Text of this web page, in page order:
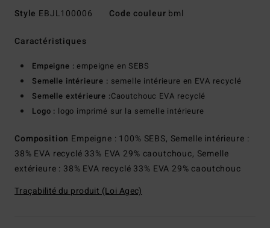
Style EBJL100006 Code couleur bml
Caractéristiques
Empeigne : empeigne en SEBS
Semelle intérieure : semelle intérieure en EVA recyclé
Semelle extérieure :Caoutchouc EVA recyclé
Logo : logo imprimé sur la semelle intérieure
Composition Empeigne : 100% SEBS, Semelle intérieure :
38% EVA recyclé 33% EVA 29% caoutchouc, Semelle
extérieure : 38% EVA recyclé 33% EVA 29% caoutchouc
Traçabilité du produit (Loi Agec)